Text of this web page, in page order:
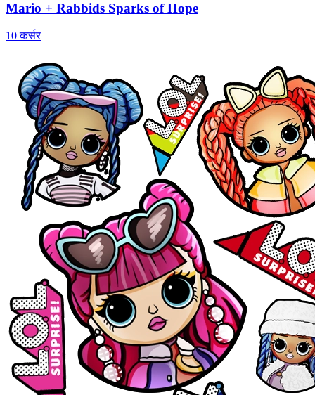
Mario + Rabbids Sparks of Hope
10 कर्सर